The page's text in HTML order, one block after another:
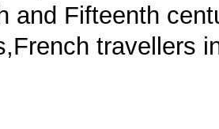
and Fifteenth
travellers